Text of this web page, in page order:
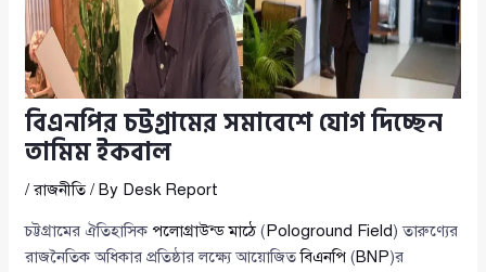
বিএনপির চট্টগ্রামের সমাবেশে যোগ দিচ্ছেন
তামিম ইকবাল
/রাজনীতি/ By Desk Report
চট্টগ্রামের ঐতিহাসিক পলোগ্রাউন্ড মাঠে( Pologround Field) তারুণ্যের
রাজনৈতিক অধিকার প্রতিষ্ঠার লক্ষ্যে আয়োজিতবিএনপি (BNP)র